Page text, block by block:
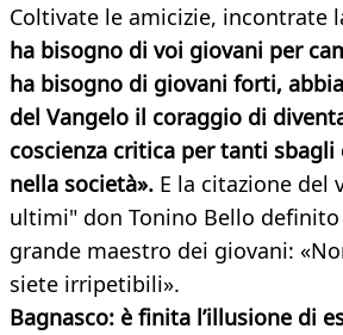
Coltivate le amicizie, incontrate
ha bisogno di voi giovani per
ha bisogno di giovani forti,
del Vangelo il coraggio di
coscienza critica per tanti
nella società». E la citazione del
ultimi" don Tonino Bello
grande maestro dei giovani:
siete irripetibili».
Bagnasco: è finita l’illusione di